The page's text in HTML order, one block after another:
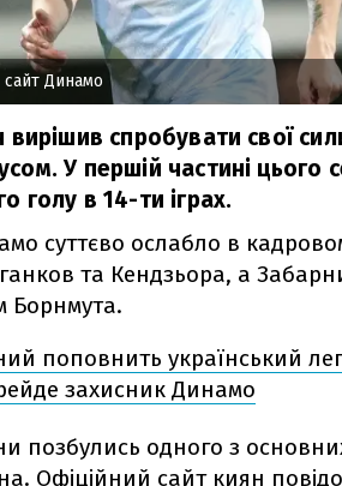
Динамо
вирішив спробувати свої
У першій частині цього
голу в 14-ти іграх.
суттєво ослабло в
та Кендзьора, а
Борнмута.
поповнить український
захисник Динамо
позбулись одного з
Офіційний сайт киян